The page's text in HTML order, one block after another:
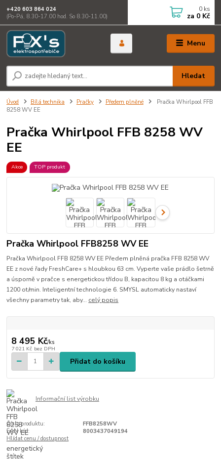
Menu
Hledat
+420 603 864 024
(Po-Pá, 8.30-17.00 hod. So 8.30-11.00)
0 ks
za 0 Kč
Úvod Bílá technika Pračky Předem plněné
Pračka Whirlpool FFB
8258 WV EE
Pračka Whirlpool FFB 8258 WV
EE
Akce TOP produkt
Pračka Whirlpool FFB8258 WV EE
Pračka Whirlpool FFB 8258 WV EE Předem plněná pračka FFB 8258 WV
EE z nové řady FreshCare+ s hloubkou 63 cm. Vyperte vaše prádlo šetrně
a úsporně v pračce s energetickou třídou B, kapacitou 8 kg a otáčkami
1200 ot/min. Inteligentní technologie 6. SMYSL automaticky nastaví
všechny parametry tak, aby... celý popis
8 495 Kč/ks
7 021 Kč bez DPH
Přidat do košíku
Informační list výrobku
Číslo produktu:
FFB8258WV
EAN kód:
8003437049194
Hlídat cenu / dostupnost